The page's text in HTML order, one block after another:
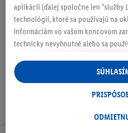
O produkte
aplikácii (ďalej spoločne len "služby
technológií, ktoré sa používajú na
informáciám vo vašom koncovom
technicky nevyhnutné alebo sa
personalizovanú reklamu v rámci
ste účastníkom programu Lidl Plus,
aj údaje z vášho nákupného
následne si vytvoríte účet Lidl Plus